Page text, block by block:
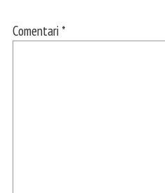
Comentari *